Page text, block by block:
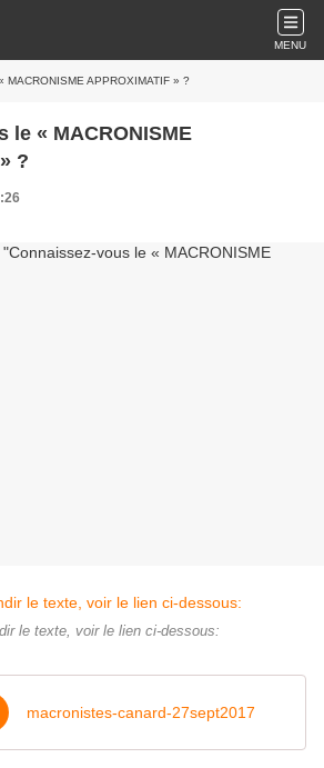
MENU
MACRONISME APPROXIMATIF » ?
le « MACRONISME
?
le texte, voir le lien ci-dessous:
macronistes-canard-27sept2017